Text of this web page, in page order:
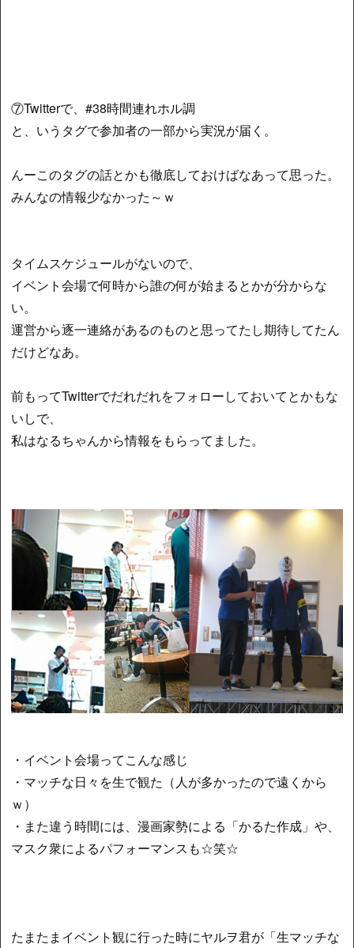
⑦Twitterで、#38時間連れホル調
と、いうタグで参加者の一部から実況が届く。
んーこのタグの話とかも徹底しておけばなあって思った。
みんなの情報少なかった～ｗ
タイムスケジュールがないので、
イベント会場で何時から誰の何が始まるとかが分からな
い。
運営から逐一連絡があるのものと思ってたし期待してたん
だけどなあ。
前もってTwitterでだれだれをフォローしておいてとかもな
いしで、
私はなるちゃんから情報をもらってました。
・イベント会場ってこんな感じ
・マッチな日々を生で観た（人が多かったので遠くから
ｗ）
・また違う時間には、漫画家勢による「かるた作成」や、
マスク衆によるパフォーマンスも☆笑☆
たまたまイベント観に行った時にヤルヲ君が「生マッチな